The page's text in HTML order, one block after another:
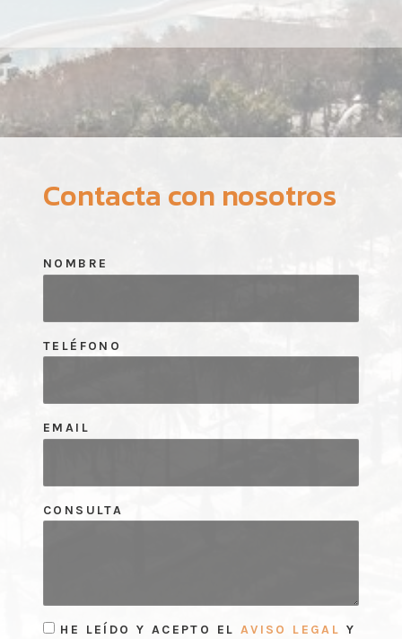
Contacta con nosotros
NOMBRE
TELÉFONO
EMAIL
CONSULTA
HE LEÍDO Y ACEPTO EL AVISO LEGAL Y